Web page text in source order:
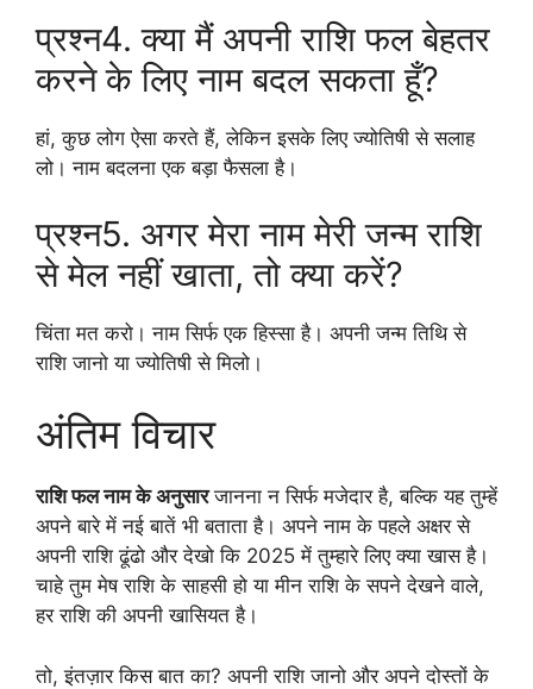
प्रश्न4. क्या मैं अपनी राशि फल बेहतर
करने के लिए नाम बदल सकता हूँ?
हां, कुछ लोग ऐसा करते हैं, लेकिन इसके लिए ज्योतिषी से सलाह
लो। नाम बदलना एक बड़ा फैसला है।
प्रश्न5. अगर मेरा नाम मेरी जन्म राशि
से मेल नहीं खाता, तो क्या करें?
चिंता मत करो। नाम सिर्फ एक हिस्सा है। अपनी जन्म तिथि से
राशि जानो या ज्योतिषी से मिलो।
अंतिम विचार
राशि फल नाम के अनुसारजानना न सिर्फ मजेदार है, बल्कि यह तुम्हें
अपने बारे में नई बातें भी बताता है। अपने नाम के पहले अक्षर से
अपनी राशि ढूंढो और देखो कि 2025 में तुम्हारे लिए क्या खास है।
चाहे तुम मेष राशि के साहसी हो या मीन राशि के सपने देखने वाले,
हर राशि की अपनी खासियत है।
तो, इंतज़ार किस बात का? अपनी राशि जानो और अपने दोस्तों के